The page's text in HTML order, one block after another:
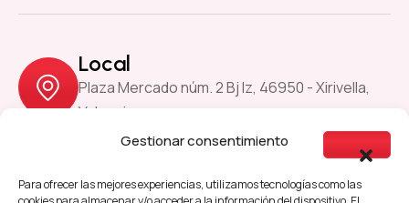
Gestionar consentimiento
Para ofrecer las mejores experiencias, utilizamos tecnologías como las
Local
Plaza Mercado núm. 2 Bj Iz, 46950 - Xirivella,
Valencia